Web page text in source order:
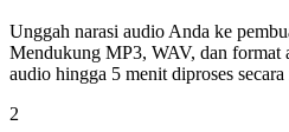
Unggah narasi audio Anda ke
Mendukung MP3, WAV, dan format
audio hingga 5 menit diproses secara
2